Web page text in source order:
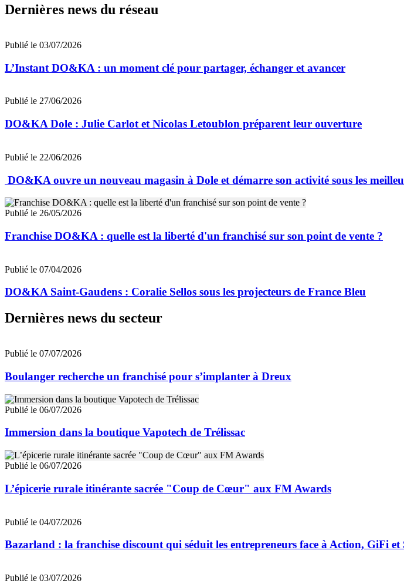
Dernières news du réseau
Publié le 03/07/2026
L’Instant DO&KA : un moment clé pour partager, échanger et avancer
Publié le 27/06/2026
DO&KA Dole : Julie Carlot et Nicolas Letoublon préparent leur ouverture
Publié le 22/06/2026
DO&KA ouvre un nouveau magasin à Dole et démarre son activité sous les
Publié le 26/05/2026
Franchise DO&KA : quelle est la liberté d'un franchisé sur son point de vente ?
Publié le 07/04/2026
DO&KA Saint-Gaudens : Coralie Sellos sous les projecteurs de France Bleu
Dernières news du secteur
Publié le 07/07/2026
Boulanger recherche un franchisé pour s’implanter à Dreux
Publié le 06/07/2026
Immersion dans la boutique Vapotech de Trélissac
Publié le 06/07/2026
L’épicerie rurale itinérante sacrée "Coup de Cœur" aux FM Awards
Publié le 04/07/2026
Bazarland : la franchise discount qui séduit les entrepreneurs face à Action, GiFi
Publié le 03/07/2026